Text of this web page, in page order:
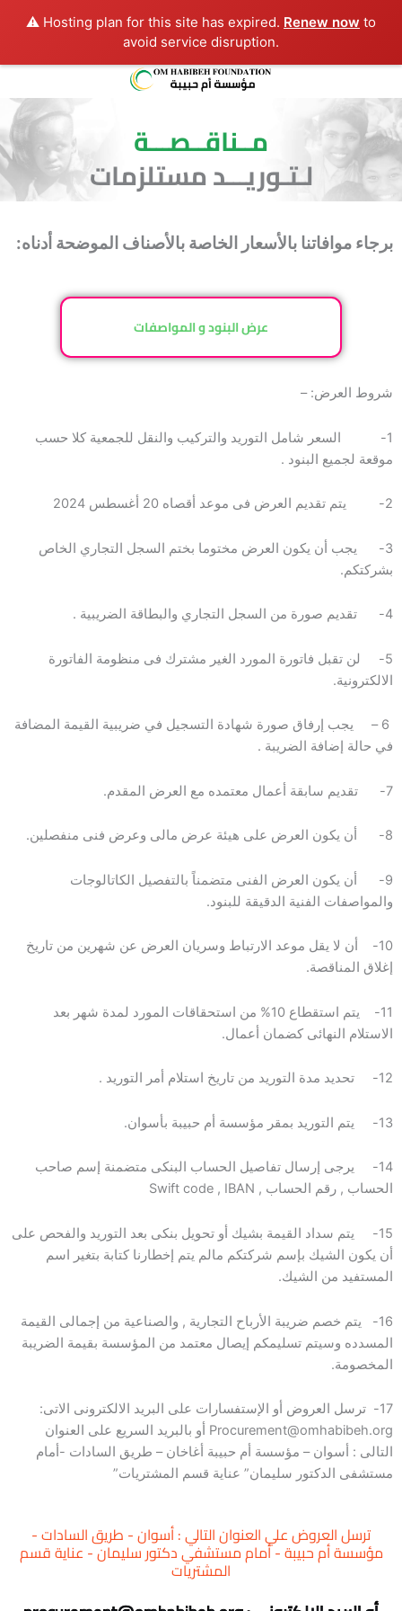
⚠️ Hosting plan for this site has expired. Renew now to
avoid service disruption.
مــناقــصـــة
لـتـوريـــد مستلزمات
برجاء موافاتنا بالأسعار الخاصة بالأصناف الموضحة أدناه:
عرض البنود و المواصفات
شروط العرض: –
1- السعر شامل التوريد والتركيب والنقل للجمعية كلا حسب
موقعة لجميع البنود .
2- يتم تقديم العرض فى موعد أقصاه 20 أغسطس 2024
3- يجب أن يكون العرض مختوما بختم السجل التجاري الخاص
بشركتكم.
4- تقديم صورة من السجل التجاري والبطاقة الضريبية .
5- لن تقبل فاتورة المورد الغير مشترك فى منظومة الفاتورة
الالكترونية.
6 – يجب إرفاق صورة شهادة التسجيل في ضريبية القيمة المضافة
في حالة إضافة الضريبة .
7- تقديم سابقة أعمال معتمده مع العرض المقدم.
8- أن يكون العرض على هيئة عرض مالى وعرض فنى منفصلين.
9- أن يكون العرض الفنى متضمناً بالتفصيل الكاتالوجات
والمواصفات الفنية الدقيقة للبنود.
10- أن لا يقل موعد الارتباط وسريان العرض عن شهرين من تاريخ
إغلاق المناقصة.
11- يتم استقطاع 10% من استحقاقات المورد لمدة شهر بعد
الاستلام النهائى كضمان أعمال.
12- تحديد مدة التوريد من تاريخ استلام أمر التوريد .
13- يتم التوريد بمقر مؤسسة أم حبيبة بأسوان.
14- يرجى إرسال تفاصيل الحساب البنكى متضمنة إسم صاحب
الحساب , رقم الحساب , Swift code , IBAN
15- يتم سداد القيمة بشيك أو تحويل بنكى بعد التوريد والفحص على
أن يكون الشيك بإسم شركتكم مالم يتم إخطارنا كتابة بتغير اسم
المستفيد من الشيك.
16- يتم خصم ضريبة الأرباح التجارية , والصناعية من إجمالى القيمة
المسدده وسيتم تسليمكم إيصال معتمد من المؤسسة بقيمة الضريبة
المخصومة.
17- ترسل العروض أو الإستفسارات على البريد الالكترونى الاتى:
Procurement@omhabibeh.org أو بالبريد السريع على العنوان
التالى : أسوان – مؤسسة أم حبيبة أغاخان – طريق السادات -أمام
مستشفى الدكتور سليمان” عناية قسم المشتريات”
ترسل العروض علي العنوان التالي : أسوان - طريق السادات -
مؤسسة أم حبيبة - أمام مستشفي دكتور سليمان - عناية قسم
المشتريات